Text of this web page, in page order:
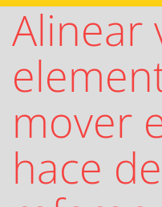
Alinear
mover
hace de